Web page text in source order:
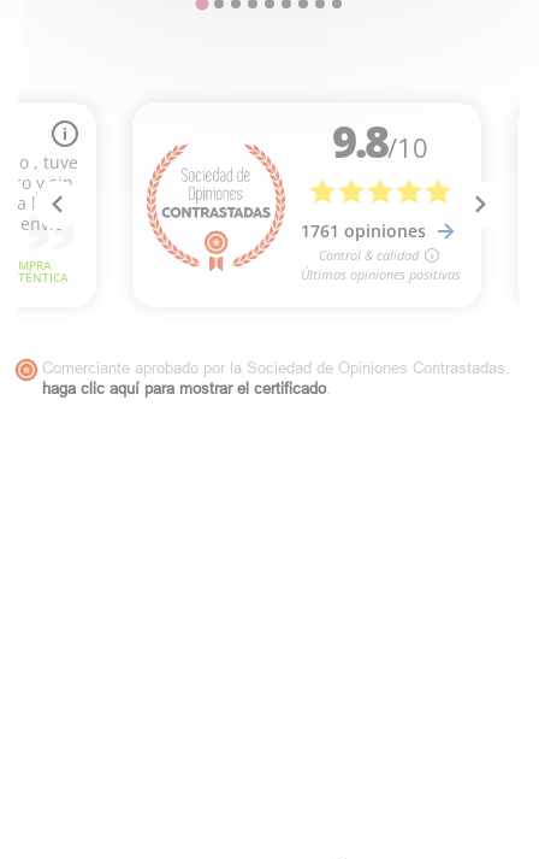
Comerciante aprobado por la Sociedad de Opiniones Contrastadas,
haga clic aquí para mostrar el certificado.